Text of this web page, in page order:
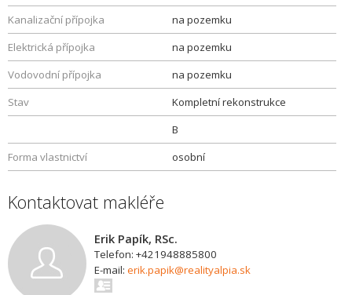
Kanalizační přípojka
na pozemku
Elektrická přípojka
na pozemku
Vodovodní přípojka
na pozemku
Stav
Kompletní rekonstrukce
B
Forma vlastnictví
osobní
Kontaktovat makléře
Erik Papík, RSc.
Telefon: +421948885800
E-mail: erik.papik@realityalpia.sk